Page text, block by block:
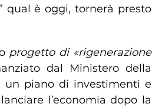
qual è oggi, tornerà presto
progetto di «rigenerazione
dal Ministero della
un piano di investimenti e
l’economia dopo la